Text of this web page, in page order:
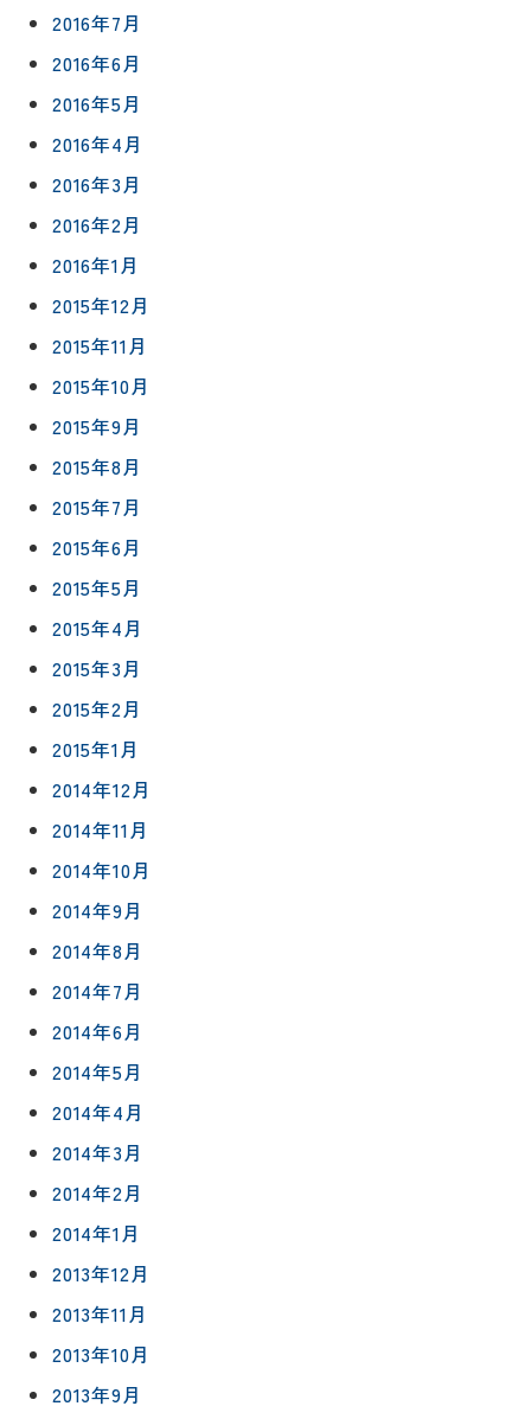
2016年7月
2016年6月
2016年5月
2016年4月
2016年3月
2016年2月
2016年1月
2015年12月
2015年11月
2015年10月
2015年9月
2015年8月
2015年7月
2015年6月
2015年5月
2015年4月
2015年3月
2015年2月
2015年1月
2014年12月
2014年11月
2014年10月
2014年9月
2014年8月
2014年7月
2014年6月
2014年5月
2014年4月
2014年3月
2014年2月
2014年1月
2013年12月
2013年11月
2013年10月
2013年9月